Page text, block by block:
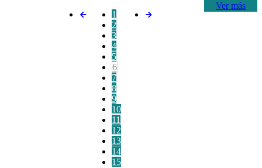
Ver más
1
2
3
4
5
6
7
8
9
10
11
12
13
14
15